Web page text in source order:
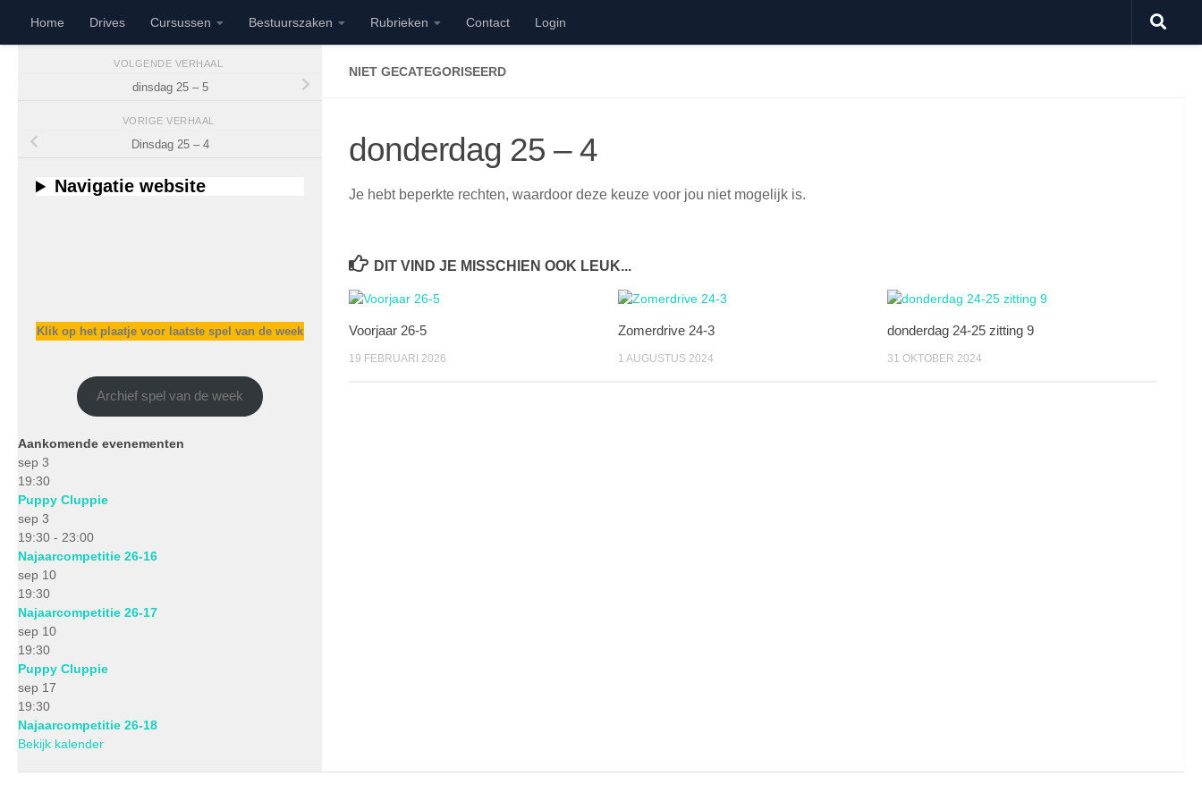
Doorgaan naar inhoud
Home Drives Cursussen Bestuurszaken Rubrieken Contact Login
NIET GECATEGORISEERD
donderdag 25 – 4
Je hebt beperkte rechten, waardoor deze keuze voor jou niet mogelijk is.
DIT VIND JE MISSCHIEN OOK LEUK...
Voorjaar 26-5
19 FEBRUARI 2026
Zomerdrive 24-3
1 AUGUSTUS 2024
donderdag 24-25 zitting 9
31 OKTOBER 2024
VOLGENDE VERHAAL
dinsdag 25 – 5
VORIGE VERHAAL
Dinsdag 25 – 4
Navigatie website
Klik op het plaatje voor laatste spel van de week
Archief spel van de week
Aankomende evenementen
sep 3
19:30
Puppy Cluppie
sep 3
19:30 - 23:00
Najaarcompetitie 26-16
sep 10
19:30
Najaarcompetitie 26-17
sep 10
19:30
Puppy Cluppie
sep 17
19:30
Najaarcompetitie 26-18
Bekijk kalender